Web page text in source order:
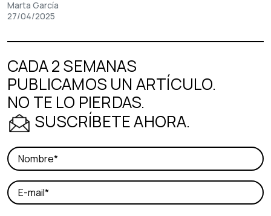
Marta García
27/04/2025
CADA 2 SEMANAS
PUBLICAMOS UN ARTÍCULO.
NO TE LO PIERDAS.
SUSCRÍBETE AHORA.